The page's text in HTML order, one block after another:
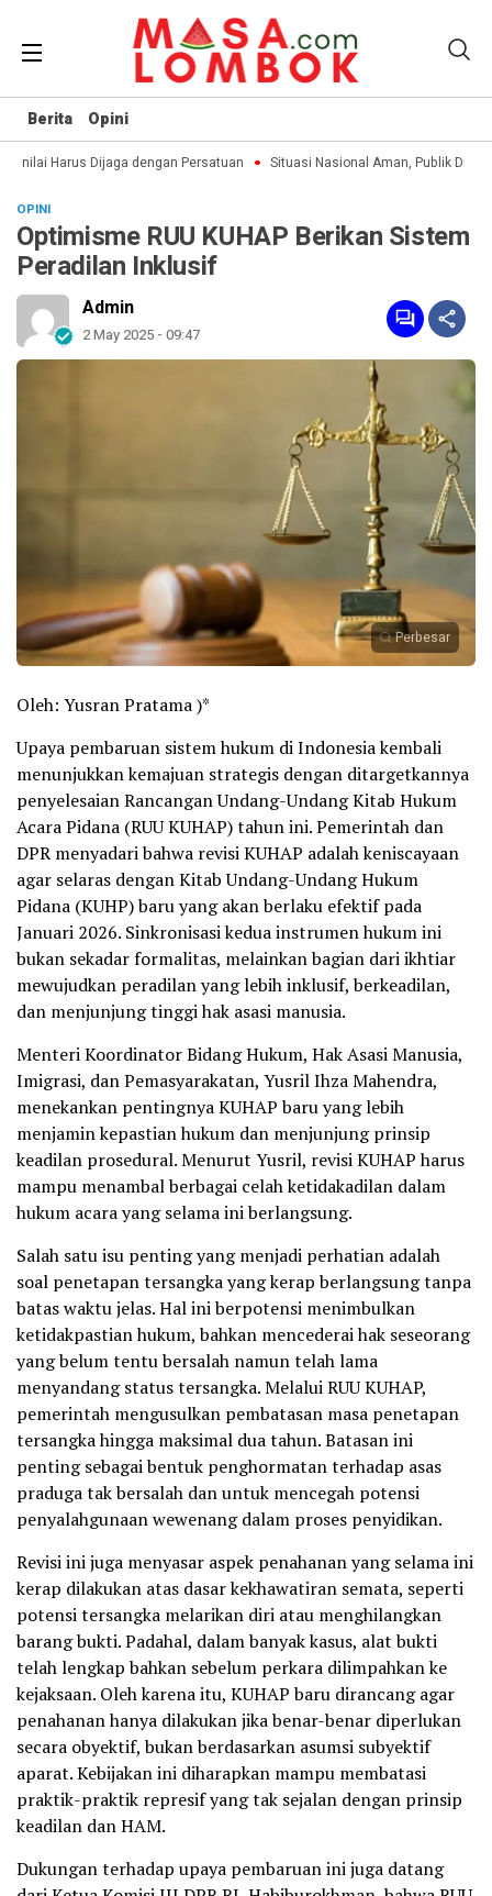
Berita Opini
Harus Dijaga dengan Persatuan Situasi Nasional Aman, Publik
OPINI
Optimisme RUU KUHAP Berikan Sistem
Peradilan Inklusif
Admin
2 May 2025 - 09:47
Perbesar
Oleh: Yusran Pratama )*
Upaya pembaruan sistem hukum di Indonesia kembali
menunjukkan kemajuan strategis dengan ditargetkannya
penyelesaian Rancangan Undang-Undang Kitab Hukum
Acara Pidana (RUU KUHAP) tahun ini. Pemerintah dan
DPR menyadari bahwa revisi KUHAP adalah keniscayaan
agar selaras dengan Kitab Undang-Undang Hukum
Pidana (KUHP) baru yang akan berlaku efektif pada
Januari 2026. Sinkronisasi kedua instrumen hukum ini
bukan sekadar formalitas, melainkan bagian dari ikhtiar
mewujudkan peradilan yang lebih inklusif, berkeadilan,
dan menjunjung tinggi hak asasi manusia.
Menteri Koordinator Bidang Hukum, Hak Asasi Manusia,
Imigrasi, dan Pemasyarakatan, Yusril Ihza Mahendra,
menekankan pentingnya KUHAP baru yang lebih
menjamin kepastian hukum dan menjunjung prinsip
keadilan prosedural. Menurut Yusril, revisi KUHAP harus
mampu menambal berbagai celah ketidakadilan dalam
hukum acara yang selama ini berlangsung.
Salah satu isu penting yang menjadi perhatian adalah
soal penetapan tersangka yang kerap berlangsung tanpa
batas waktu jelas. Hal ini berpotensi menimbulkan
ketidakpastian hukum, bahkan mencederai hak seseorang
yang belum tentu bersalah namun telah lama
menyandang status tersangka. Melalui RUU KUHAP,
pemerintah mengusulkan pembatasan masa penetapan
tersangka hingga maksimal dua tahun. Batasan ini
penting sebagai bentuk penghormatan terhadap asas
praduga tak bersalah dan untuk mencegah potensi
penyalahgunaan wewenang dalam proses penyidikan.
Revisi ini juga menyasar aspek penahanan yang selama ini
kerap dilakukan atas dasar kekhawatiran semata, seperti
potensi tersangka melarikan diri atau menghilangkan
barang bukti. Padahal, dalam banyak kasus, alat bukti
telah lengkap bahkan sebelum perkara dilimpahkan ke
kejaksaan. Oleh karena itu, KUHAP baru dirancang agar
penahanan hanya dilakukan jika benar-benar diperlukan
secara obyektif, bukan berdasarkan asumsi subyektif
aparat. Kebijakan ini diharapkan mampu membatasi
praktik-praktik represif yang tak sejalan dengan prinsip
keadilan dan HAM.
Dukungan terhadap upaya pembaruan ini juga datang